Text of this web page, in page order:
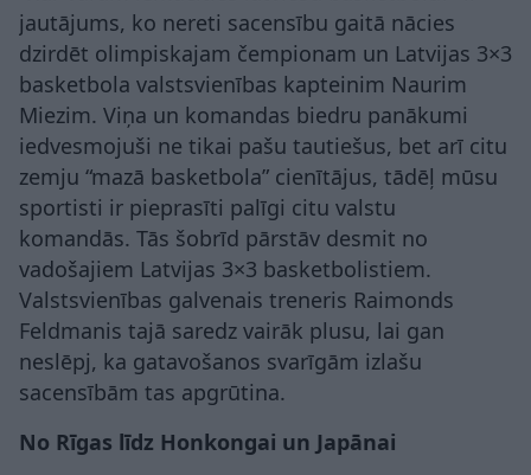
jautājums, ko nereti sacensību gaitā nācies
dzirdēt olimpiskajam čempionam un Latvijas 3×3
basketbola valstsvienības kapteinim Naurim
Miezim. Viņa un komandas biedru panākumi
iedvesmojuši ne tikai pašu tautiešus, bet arī citu
zemju “mazā basketbola” cienītājus, tādēļ mūsu
sportisti ir pieprasīti palīgi citu valstu
komandās. Tās šobrīd pārstāv desmit no
vadošajiem Latvijas 3×3 basketbolistiem.
Valstsvienības galvenais treneris Raimonds
Feldmanis tajā saredz vairāk plusu, lai gan
neslēpj, ka gatavošanos svarīgām izlašu
sacensībām tas apgrūtina.
No Rīgas līdz Honkongai un Japānai